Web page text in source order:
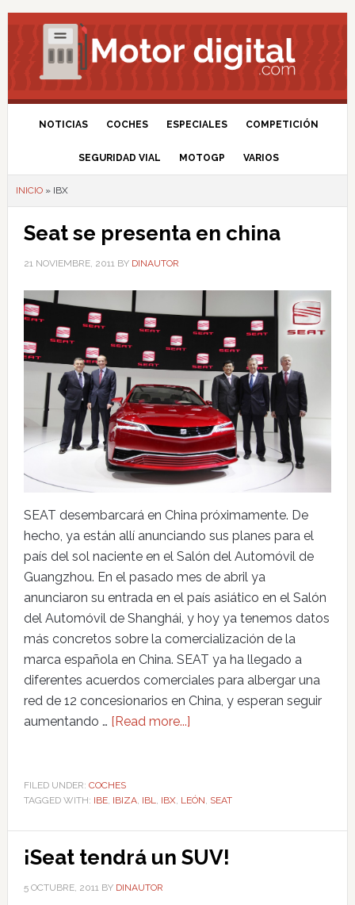
NOTICIAS COCHES ESPECIALES COMPETICIÓN
SEGURIDAD VIAL MOTOGP VARIOS
INICIO» IBX
Seat se presenta en china
21 NOVIEMBRE, 2011BY DINAUTOR
SEAT desembarcará en China próximamente. De
hecho, ya están allí anunciando sus planes para el
país del sol naciente en el Salón del Automóvil de
Guangzhou. En el pasado mes de abril ya
anunciaron su entrada en el país asiático en el Salón
del Automóvil de Shanghái, y hoy ya tenemos datos
más concretos sobre la comercialización de la
marca española en China. SEAT ya ha llegado a
diferentes acuerdos comerciales para albergar una
red de 12 concesionarios en China, y esperan seguir
aumentando … [Read more...]
FILED UNDER: COCHES
TAGGED WITH: IBE, IBIZA, IBL, IBX, LEÓN, SEAT
¡Seat tendrá un SUV!
5 OCTUBRE, 2011BY DINAUTOR